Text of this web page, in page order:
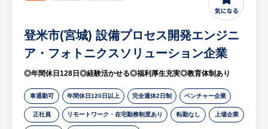
・顧客からの各種調査要請への対応及び回答
（3）マネジメント業務
を含む関連部門とのコミュニケーション
（4）品質/環境マネジメントシステム維持管
理
登米市(宮城) 設備プロセス開発エンジニ
ア・フォトニクスソリューション企業
◎年間休日128日◎経験活かせる◎福利厚生充実◎教育体制あり
車通勤可 年間休日120日以上 完全週休2日制 ベンチャー企業
正社員 リモートワーク・在宅勤務制度あり 転勤なし 上場企業